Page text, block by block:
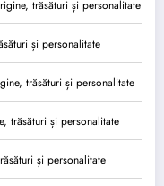
trăsături și personalitate
și personalitate
trăsături și personalitate
trăsături și personalitate
și personalitate